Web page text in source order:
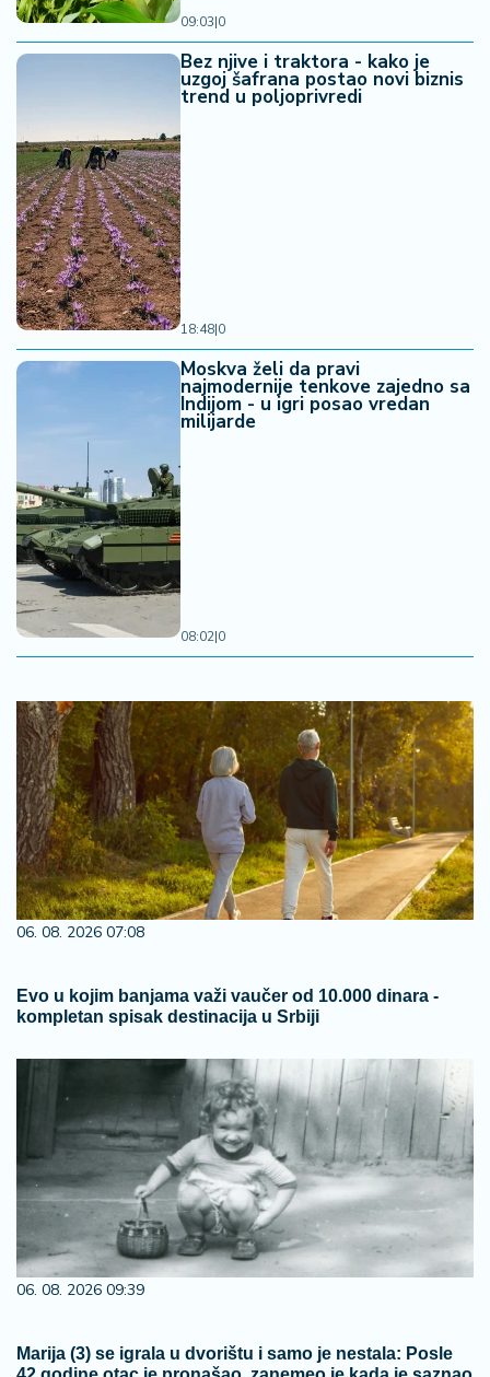
09:03|0
Bez njive i traktora - kako je
uzgoj šafrana postao novi biznis
trend u poljoprivredi
18:48|0
Moskva želi da pravi
najmodernije tenkove zajedno sa
Indijom - u igri posao vredan
milijarde
08:02|0
06. 08. 2026 07:08
Evo u kojim banjama važi vaučer od 10.000 dinara -
kompletan spisak destinacija u Srbiji
06. 08. 2026 09:39
Marija (3) se igrala u dvorištu i samo je nestala: Posle